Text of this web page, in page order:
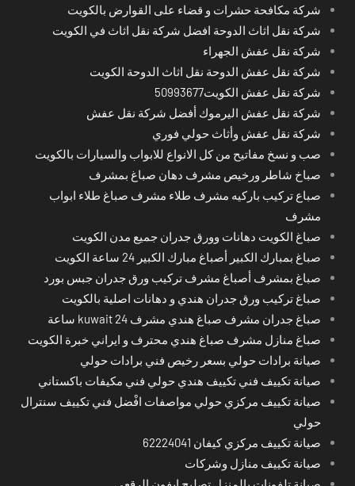
شركة مكافحة حشرات و قضاء على القوارض بالكويت
شركة نقل اثاث الدوحة افضل شركة نقل اثاث في الكويت
شركة نقل عفش الجهراء
شركة نقل عفش الدوحة نقل اثاث الدوحة الكويت
شركة نقل عفش الكويت50993677
شركة نقل عفش اليرموك أفضل شركة نقل عفش
شركة نقل عفش وأثاث حولي فوري
صب و نسخ مفاتيح من كل الانواع للابواب والسيارات بالكويت
صباخ شاطر ورخيص مشرف دهان صباغ بمشرف
صباع تركيب باركيه مشرف طلاء مشرف صباغ طلاء ابواب
مشرف
صباغ الكويت دهانات وورق جدران جميع مدن الكويت
صباغ بمبارك الكبير أصباغ مبارك الكبير 24 ساعة الكويت
صباغ بمشرف أصباغ مشرف تركيب ورق جدران جبس بورد
صباغ تركيب ورق جدران هندي و دهانات اصلية بالكويت
صباغ جدران مشرف صباغ هندي مشرف kuwait 24 ساعة
صباغ منازل مشرف صباغ هندي محترف و ايراني خبرة الكويت
صيانة برادات حولي بسعر رخيص فني برادات حولي
صيانة تكييف فني تكييف هندي حولي فني مكيفات باكستاني
صيانة تكييف مركزي حولي مواصفات افْضل فني تكييف سنترال
حولي
صيانة تكييف مركزي كيفان 62224041
صيانة تكييف منازل وشركات